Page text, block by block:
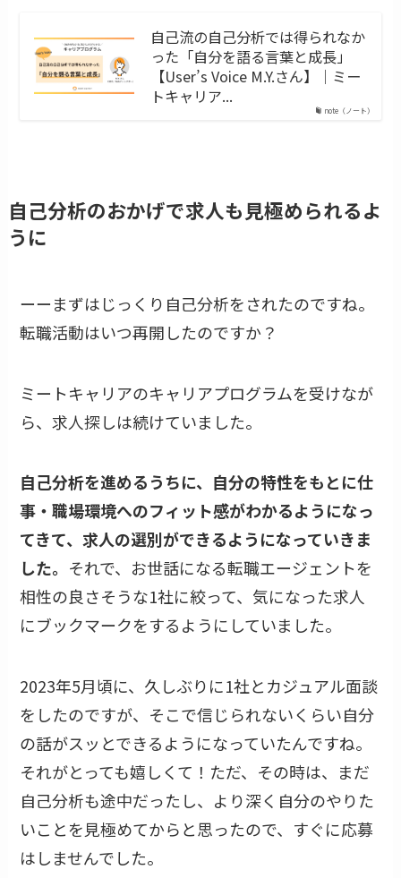
note（ノート）
自己流の自己分析では得られなか
った「自分を語る言葉と成長」
【User’s Voice M.Y.さん】｜ミー
トキャリア...
自己分析のおかげで求人も見極められるよ
うに
ーーまずはじっくり自己分析をされたのですね。
転職活動はいつ再開したのですか？
ミートキャリアのキャリアプログラムを受けなが
ら、求人探しは続けていました。
自己分析を進めるうちに、自分の特性をもとに仕
事・職場環境へのフィット感がわかるようになっ
てきて、求人の選別ができるようになっていきま
した。 それで、お世話になる転職エージェントを
相性の良さそうな1社に絞って、気になった求人
にブックマークをするようにしていました。
2023年5月頃に、久しぶりに1社とカジュアル面談
をしたのですが、そこで信じられないくらい自分
の話がスッとできるようになっていたんですね。
それがとっても嬉しくて！ただ、その時は、まだ
自己分析も途中だったし、より深く自分のやりた
いことを見極めてからと思ったので、すぐに応募
はしませんでした。